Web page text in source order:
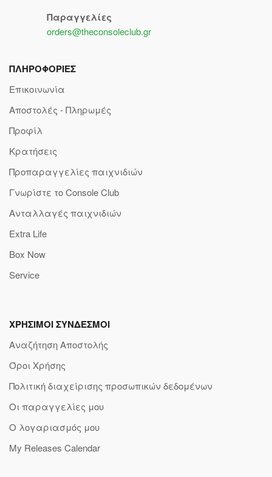
Παραγγελίες
orders@theconsoleclub.gr
ΠΛΗΡΟΦΟΡΙΕΣ
Επικοινωνία
Αποστολές - Πληρωμές
Προφίλ
Κρατήσεις
Προπαραγγελίες παιχνιδιών
Γνωρίστε το Console Club
Ανταλλαγές παιχνιδιών
Extra Life
Box Now
Service
ΧΡΗΣΙΜΟΙ ΣΥΝΔΕΣΜΟΙ
Αναζήτηση Αποστολής
Όροι Χρήσης
Πολιτική διαχείρισης προσωπικών δεδομένων
Οι παραγγελίες μου
Ο λογαριασμός μου
My Releases Calendar